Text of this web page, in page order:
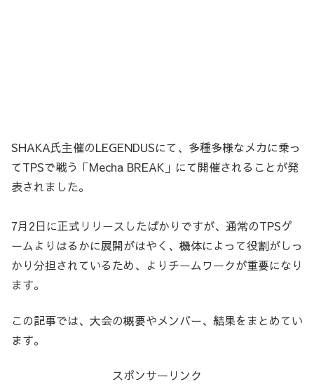
SHAKA氏主催のLEGENDUSにて、多種多様なメカに乗っ
てTPSで戦う「Mecha BREAK」にて開催されることが発
表されました。
7月2日に正式リリースしたばかりですが、通常のTPSゲ
ームよりはるかに展開がはやく、機体によって役割がしっ
かり分担されているため、よりチームワークが重要になり
ます。
この記事では、大会の概要やメンバー、結果をまとめてい
ます。
スポンサーリンク